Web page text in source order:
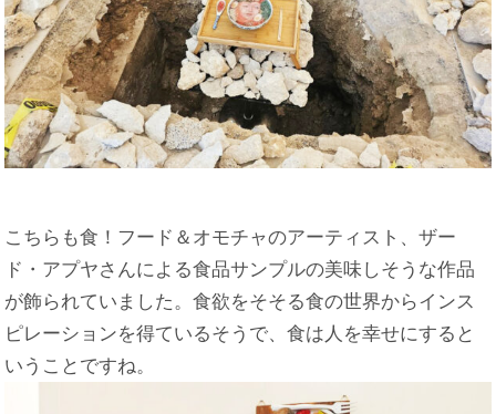
こちらも食！フード＆オモチャのアーティスト、ザー
ド・アプヤさんによる食品サンプルの美味しそうな作品
が飾られていました。食欲をそそる食の世界からインス
ピレーションを得ているそうで、食は人を幸せにすると
いうことですね。